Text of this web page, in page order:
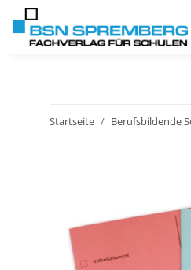
Startseite Berufsbildende